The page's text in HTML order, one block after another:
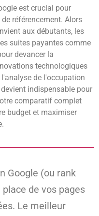
est crucial pour
référencement. Alors
aux débutants, les
suites payantes comme
devancer la
technologiques
de l'occupation
indispensable pour
comparatif complet
budget et maximiser
Google (ou rank
de vos pages
Le meilleur